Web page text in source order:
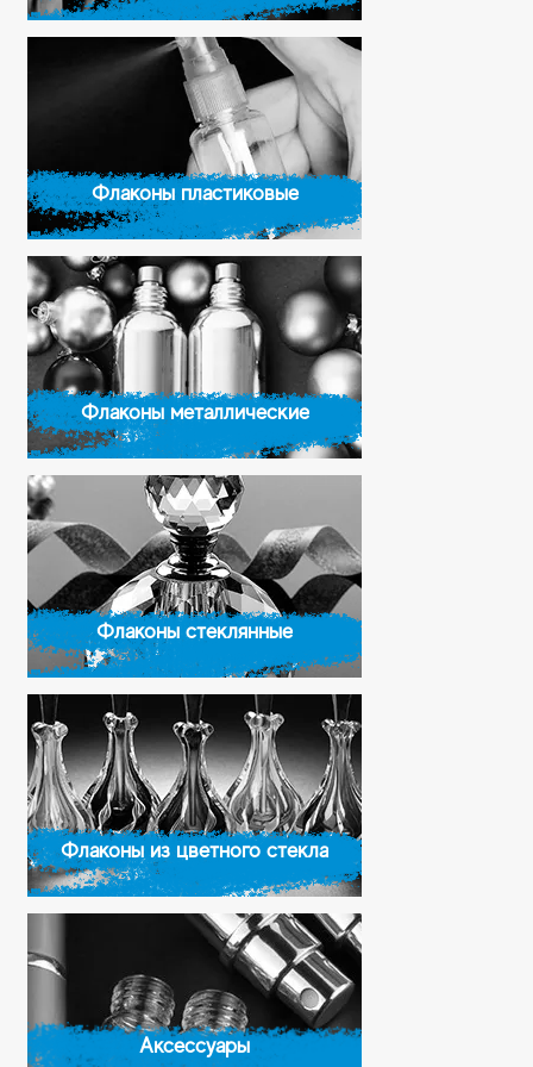
Флаконы пластиковые
Флаконы металлические
Флаконы стеклянные
Флаконы из цветного стекла
Аксессуары